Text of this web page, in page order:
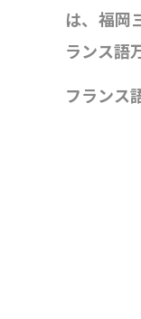
は、福岡
ランス語
フランス